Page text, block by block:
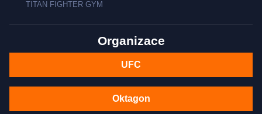
TITAN FIGHTER GYM
Organizace
UFC
Oktagon